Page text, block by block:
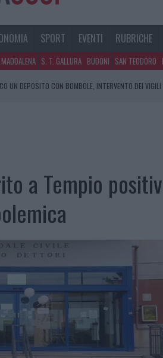
SPORT EVENTI RUBRICHE
S. T. GALLURA BUDONI SAN TEODORO
UN DEPOSITO CON BOMBOLE, INTERVENTO DEI
GALLURA, BELLA ANCHE DAL VIVO: UN AMICO VIP SVELA
a Tempio